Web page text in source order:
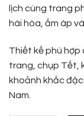
lịch cùng trang
hài hòa, ấm áp
Thiết kế phù
trang, chụp Tết,
khoảnh khắc
Nam.